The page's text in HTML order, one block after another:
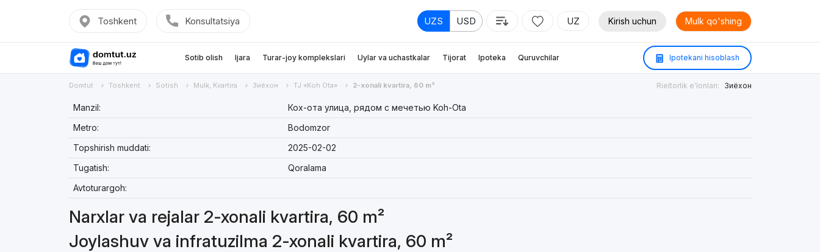
Toshkent Konsultatsiya UZS USD UZ Kirish uchun Mulk qo'shing
Sotib olish Ijara Turar-joy komplekslari Uylar va uchastkalar Tijorat Ipoteka Quruvchilar Ipotekani hisoblash
Domtut Toshkent Sotish Mulk, Kvartira Зиёхон TJ «Koh Ota» 2-xonali kvartira, 60 m² Rieltorlik e'lonlari: Зиёхон
Manzil:
Кох-ота улица, рядом с мечетью Koh-Ota
Metro:
Bodomzor
Topshirish muddati:
2025-02-02
Tugatish:
Qoralama
Avtoturargoh:
Narxlar va rejalar 2-xonali kvartira, 60 m²
Joylashuv va infratuzilma 2-xonali kvartira, 60 m²